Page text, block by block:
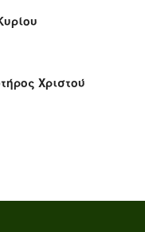
Χριστού